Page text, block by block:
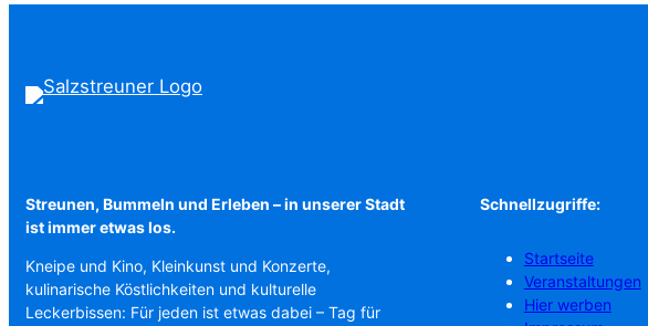
Streunen, Bummeln und Erleben – in unserer Stadt
ist immer etwas los.
Kneipe und Kino, Kleinkunst und Konzerte,
kulinarische Köstlichkeiten und kulturelle
Leckerbissen: Für jeden ist etwas dabei – Tag für
Schnellzugriffe:
Startseite
Veranstaltungen
Hier werben